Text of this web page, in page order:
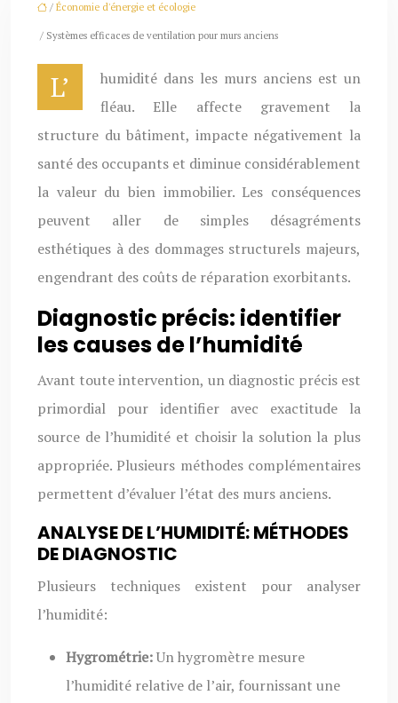
/ Économie d'énergie et écologie
/ Systèmes efficaces de ventilation pour murs anciens
L’humidité dans les murs anciens est un
fléau. Elle affecte gravement la
structure du bâtiment, impacte négativement la
santé des occupants et diminue considérablement
la valeur du bien immobilier. Les conséquences
peuvent aller de simples désagréments
esthétiques à des dommages structurels majeurs,
engendrant des coûts de réparation exorbitants.
Diagnostic précis: identifier
les causes de l’humidité
Avant toute intervention, un diagnostic précis est
primordial pour identifier avec exactitude la
source de l’humidité et choisir la solution la plus
appropriée. Plusieurs méthodes complémentaires
permettent d’évaluer l’état des murs anciens.
ANALYSE DE L’HUMIDITÉ: MÉTHODES
DE DIAGNOSTIC
Plusieurs techniques existent pour analyser
l’humidité:
Hygrométrie:Un hygromètre mesure
l’humidité relative de l’air, fournissant une